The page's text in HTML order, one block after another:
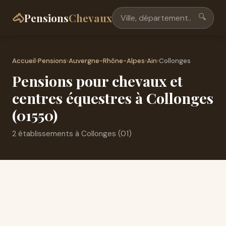
🐴PensionsChevaux 🔍
Accueil›Pensions›Auvergne-Rhône-Alpes›Ain›Collonges
Pensions pour chevaux et
centres équestres à Collonges
(01550)
2 établissements à Collonges (01)